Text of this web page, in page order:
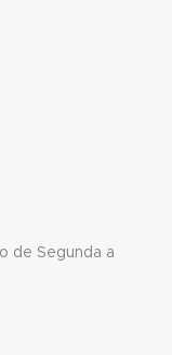
de Segunda a